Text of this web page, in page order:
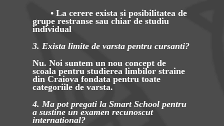
• La cerere exista si posibilitatea de
grupe restranse sau chiar de studiu
individual
3. Exista limite de varsta pentru cursanti?
Nu. Noi suntem un nou concept de
scoala pentru studierea limbilor straine
din Craiova fondata pentru toate
categoriile de varsta.
4. Ma pot pregati la Smart School pentru
a sustine un examen recunoscut
international?